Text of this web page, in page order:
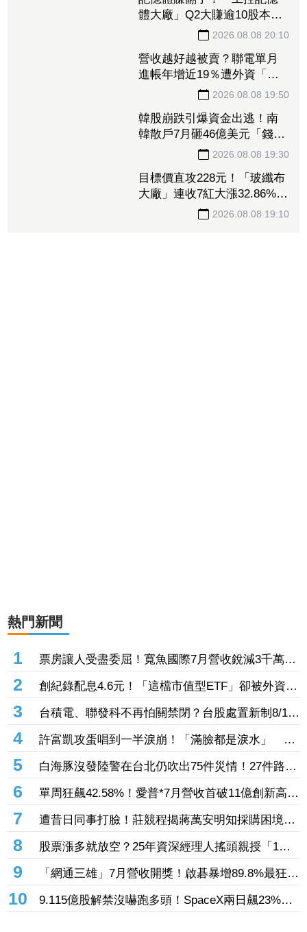
記憶體賺翻了！「工控記憶
體大廠」Q2大賺逾10股本、
續旺再迎年月雙增
2026.08.08 20:10
營收越好越被賣？聯電單月
進帳年增近19％遭外資「砍
營收刷49個月新高也挨刀
2026.08.08 19:50
韓股崩跌引爆資金出逃！南
韓散戶7月砸46億美元「錢」
2026.08.08 19:30
目標價直攻228元！「玻纖布
大廠」連收7紅大漲32.86%
熱門新聞
1
票房讓人受盡委屈！寬魚國際7月營收銳減3千萬原
因曝「王心凌票房＞楊丞琳」 網笑翻：是吃了誠
實果實嗎
2
創紀錄配息4.6元！「這檔市值型ETF」卻被外資單
周大砍3.4萬張 00923豪配3.05元同被抽回2億元
3
台積電、聯發科不再怕關禁閉？台股處置新制8/10
上路！處置縮至5天、2分鐘撮合
4
許富凱攻蛋唱到一半淚崩！「滿臉都是淚水」 父
親節開唱思念亡父
5
白海豚沒發陸警在台北仍吹出75件災情！27件路樹
倒塌、21件災情處理中
6
單周狂飆42.58%！愛普*7月營收首破11億創新高
「年增144.57%」 重返準千金股
7
遭昔日同事打臉！莊競程揭蔣萬安明知採購困境
卻仍散播「擋疫苗」說
8
股票漲多就放空？25年資深經理人搖頭親授「1絕
招」抓買賣時機：看誰占上風
9
「網通三雄」7月營收開獎！啟碁暴增89.8%最狂
這2檔也創同期新高
10
9.115億股解禁沒嚇跑多頭！SpaceX兩日飆23%